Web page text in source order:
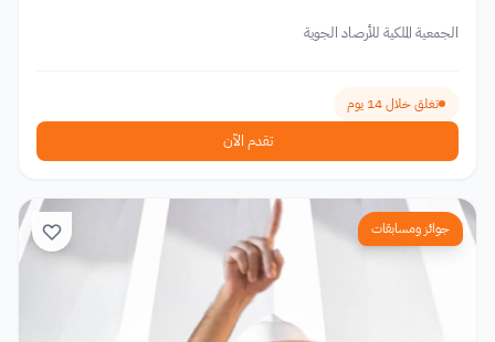
الجمعية الملكية للأرصاد الجوية
تغلق خلال 14 يوم
تقدم الآن
جوائز ومسابقات